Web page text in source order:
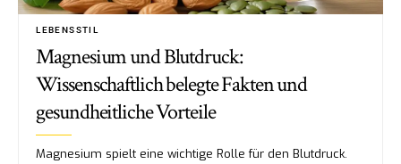
LEBENSSTIL
Magnesium und Blutdruck:
Wissenschaftlich belegte Fakten und
gesundheitliche Vorteile
Magnesium spielt eine wichtige Rolle für den Blutdruck.